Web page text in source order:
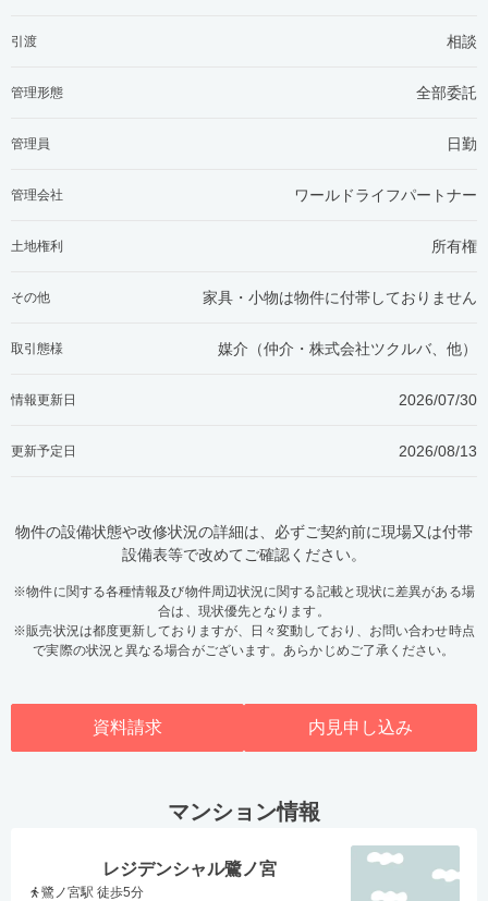
引渡 相談
管理形態 全部委託
管理員 日勤
管理会社 ワールドライフパートナー
土地権利 所有権
その他 家具・小物は物件に付帯しておりません
取引態様 媒介（仲介・ 株式会社ツクルバ、他）
情報更新日 2026/07/30
更新予定日 2026/08/13
物件の設備状態や改修状況の詳細は、必ずご契約前に現場又は付帯
設備表等で改めてご確認ください。
※物件に関する各種情報及び物件周辺状況に関する記載と現状に差異がある場
合は、現状優先となります。
※販売状況は都度更新しておりますが、日々変動しており、お問い合わせ時点
で実際の状況と異なる場合がございます。あらかじめご了承ください。
資料請求 内見申し込み
マンション情報
レジデンシャル鷺ノ宮
鷺ノ宮駅 徒歩5分